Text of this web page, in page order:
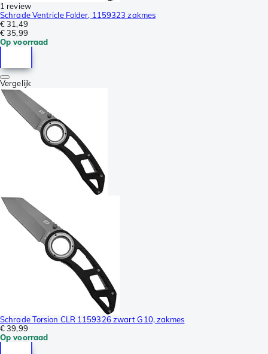
1 review
Schrade Ventricle Folder, 1159323 zakmes
€ 31,49
€ 35,99
Op voorraad
Vergelijk
Schrade Torsion CLR 1159326 zwart G10, zakmes
€ 39,99
Op voorraad